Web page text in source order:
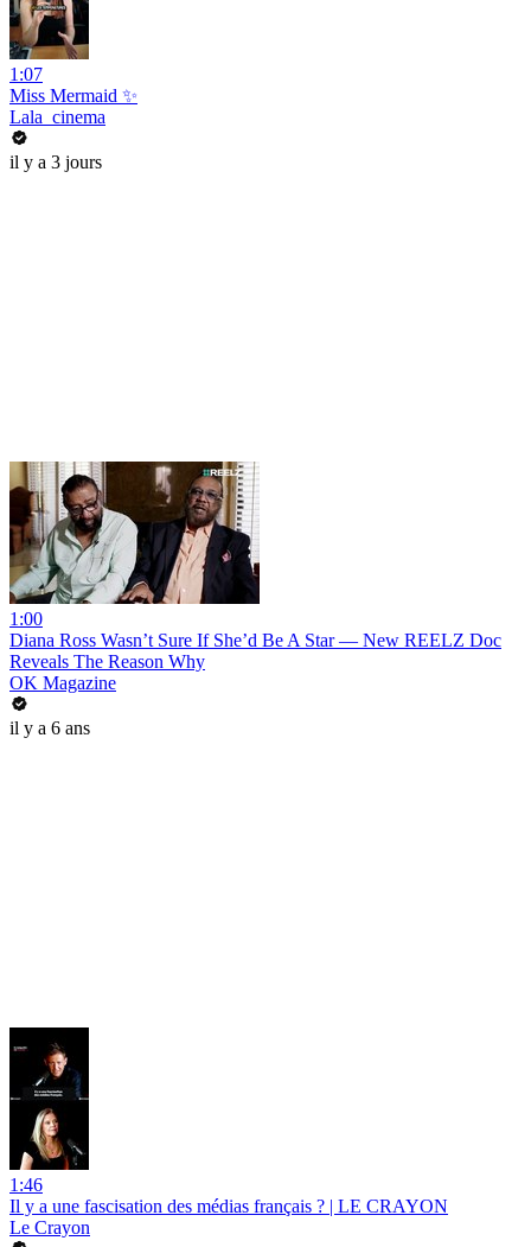
1:07
Miss Mermaid ✨
Lala_cinema
il y a 3 jours
1:00
Diana Ross Wasn’t Sure If She’d Be A Star — New REELZ Doc
Reveals The Reason Why
OK Magazine
il y a 6 ans
1:46
Il y a une fascisation des médias français ? | LE CRAYON
Le Crayon